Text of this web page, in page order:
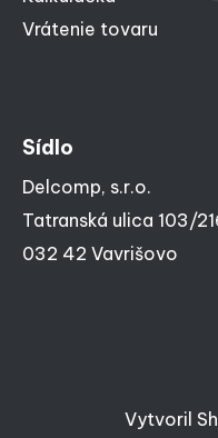
Vrátenie tovaru
Sídlo
Delcomp, s.r.o.
Tatranská ulica 103/
032 42 Vavrišovo
Vytvoril